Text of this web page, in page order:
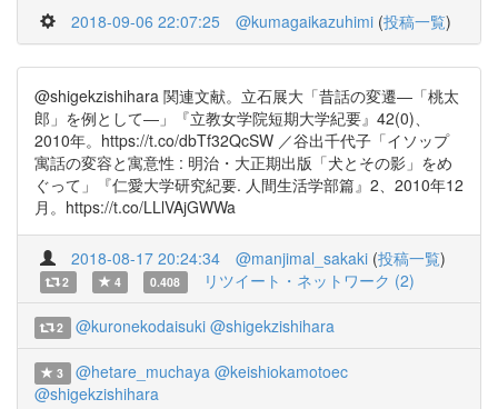
2018-09-06 22:07:25 @kumagaikazuhimi (投稿一覧)
@shigekzishihara 関連文献。立石展大「昔話の変遷―「桃太
郎」を例として―」『立教女学院短期大学紀要』42(0)、
2010年。https://t.co/dbTf32QcSW ／谷出千代子「イソップ
寓話の変容と寓意性 : 明治・大正期出版「犬とその影」をめ
ぐって」『仁愛大学研究紀要. 人間生活学部篇』2、2010年12
月。https://t.co/LLlVAjGWWa
2018-08-17 20:24:34 @manjimal_sakaki (投稿一覧)
2 4 0.408 リツイート・ネットワーク (2)
2 @kuronekodaisuki @shigekzishihara
3 @hetare_muchaya @keishiokamotoec
@shigekzishihara